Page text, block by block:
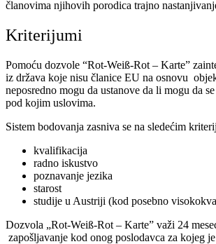
članovima njihovih porodica trajno
Kriterijumi
Pomoću dozvole “Rot-Weiß-Rot – Karte”
iz država koje nisu članice EU na osnovu
neposredno mogu da ustanove da li mogu da
pod kojim uslovima.
Sistem bodovanja zasniva se na sledećim
kvalifikacija
radno iskustvo
poznavanje jezika
starost
studije u Austriji (kod posebno
Dozvola „Rot-Weiß-Rot – Karte” važi 24
zapošljavanje kod onog poslodavca za kojeg